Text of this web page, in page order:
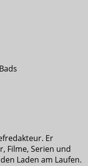
Er
Filme, Serien und
Laden am Laufen.